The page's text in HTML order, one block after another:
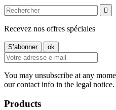

Recevez nos offres spéciales
You may unsubscribe at any
our contact info in the legal notice.
Products